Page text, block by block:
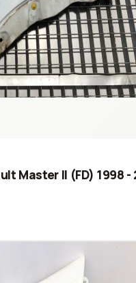
Master II (FD) 1998 -